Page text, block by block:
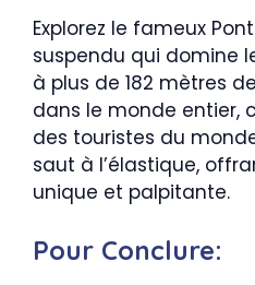
Explorez le fameux
suspendu qui domine
à plus de 182 mètres
dans le monde entier,
des touristes du
saut à l’élastique,
unique et palpitante.
Pour Conclure: